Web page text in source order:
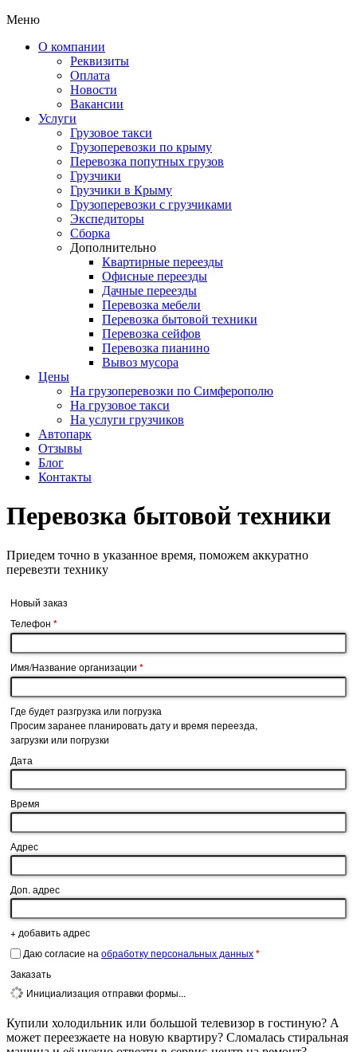
Меню
О компании
Реквизиты
Оплата
Новости
Вакансии
Услуги
Грузовое такси
Грузоперевозки по крыму
Перевозка попутных грузов
Грузчики
Грузчики в Крыму
Грузоперевозки с грузчиками
Экспедиторы
Сборка
Дополнительно
Квартирные переезды
Офисные переезды
Дачные переезды
Перевозка мебели
Перевозка бытовой техники
Перевозка сейфов
Перевозка пианино
Вывоз мусора
Цены
На грузоперевозки по Симферополю
На грузовое такси
На услуги грузчиков
Автопарк
Отзывы
Блог
Контакты
Перевозка бытовой техники
Приедем точно в указанное время, поможем аккуратно
перевезти технику
Новый заказ
Телефон *
Имя/Название организации *
Где будет разгрузка или погрузка
Просим заранее планировать дату и время переезда,
загрузки или погрузки
Дата
Время
Адрес
Доп. адрес
+ добавить адрес
Даю согласие на обработку персональных данных*
Заказать
Инициализация отправки формы...
Купили холодильник или большой телевизор в гостиную? А
может переезжаете на новую квартиру? Сломалась стиральная